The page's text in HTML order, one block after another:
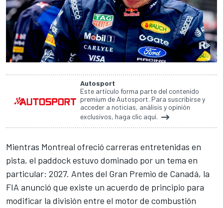
Autosport
Este artículo forma parte del contenido
premium de Autosport. Para suscribirse y
acceder a noticias, análisis y opinión
exclusivos, haga clic aquí.
Mientras Montreal ofreció carreras entretenidas en
pista, el paddock estuvo dominado por un tema en
particular: 2027. Antes del Gran Premio de Canadá, la
FIA anunció que existe un acuerdo de principio para
modificar la división entre el motor de combustión